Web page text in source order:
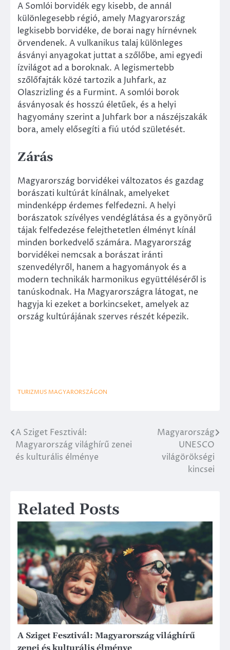
A Somlói borvidék egy kisebb, de annál
különlegesebb régió, amely Magyarország
legkisebb borvidéke, de borai nagy hírnévnek
örvendenek. A vulkanikus talaj különleges
ásványi anyagokat juttat a szőlőbe, ami egyedi
ízvilágot ad a boroknak. A legismertebb
szőlőfajták közé tartozik a Juhfark, az
Olaszrizling és a Furmint. A somlói borok
ásványosak és hosszú életűek, és a helyi
hagyomány szerint a Juhfark bor a nászéjszakák
bora, amely elősegíti a fiú utód születését.
Zárás
Magyarország borvidékei változatos és gazdag
borászati kultúrát kínálnak, amelyeket
mindenképp érdemes felfedezni. A helyi
borászatok szívélyes vendéglátása és a gyönyörű
tájak felfedezése felejthetetlen élményt kínál
minden borkedvelő számára. Magyarország
borvidékei nemcsak a borászat iránti
szenvedélyről, hanem a hagyományok és a
modern technikák harmonikus együttéléséről is
tanúskodnak. Ha Magyarországra látogat, ne
hagyja ki ezeket a borkincseket, amelyek az
ország kultúrájának szerves részét képezik.
TURIZMUS MAGYARORSZÁGON
Post
navigation
A Sziget Fesztivál:
Magyarország világhírű zenei
és kulturális élménye
Magyarország
UNESCO
világörökségi
kincsei
Related Posts
A Sziget Fesztivál: Magyarország világhírű
zenei és kulturális élménye